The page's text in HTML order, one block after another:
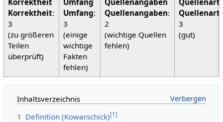
Korrektheit:
3
(zu größeren
Teilen
überprüft)
Umfang:
3
(einige
wichtige
Fakten
fehlen)
Quellenangaben:
2
(wichtige Quellen
fehlen)
3
(gut)
Inhaltsverzeichnis
1 Definition (Kowarschick)[1 ]